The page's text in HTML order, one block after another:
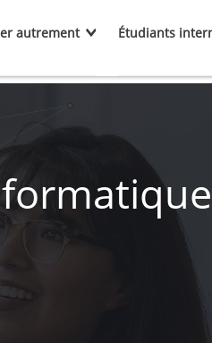
autrement Étudiants